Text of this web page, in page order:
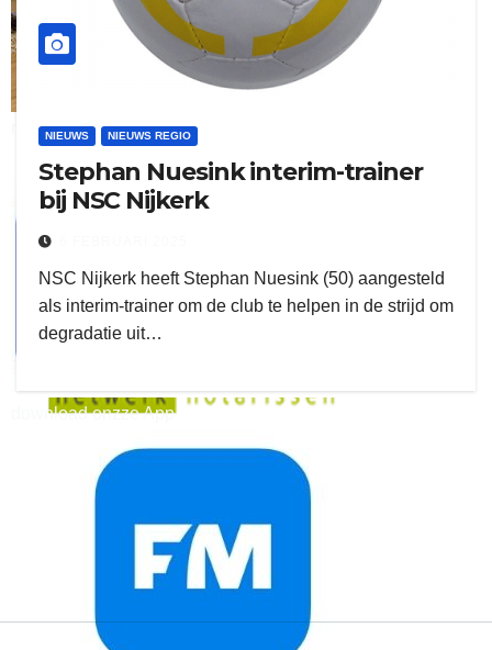
zielman
delangekortland
ruitengaparket
download onzze App
NIEUWS NIEUWS REGIO
Stephan Nuesink interim-trainer
bij NSC Nijkerk
NSC Nijkerk heeft Stephan Nuesink (50) aangesteld
als interim-trainer om de club te helpen in de strijd om
degradatie uit…